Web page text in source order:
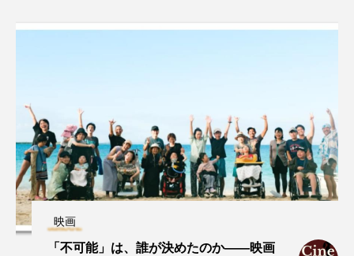
映画
「不可能」は、誰が決めたのか——映画